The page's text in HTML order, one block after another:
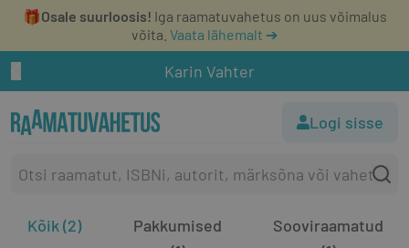
🎁Osale suurloosis! Iga raamatuvahetus on uus võimalus
võita. Vaata lähemalt ➔
Karin Vahter
Logi sisse
Kõik (2)
Pakkumised
Sooviraamatud